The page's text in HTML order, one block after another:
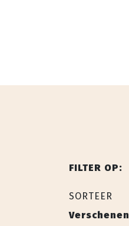
FILTER OP:
SORTEER
Verschenen